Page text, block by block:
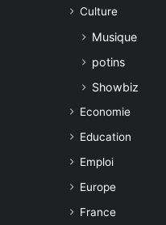
Culture
Musique
potins
Showbiz
Economie
Education
Emploi
Europe
France